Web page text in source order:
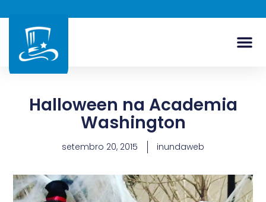
Halloween na Academia
Washington
setembro 20, 2015 inundaweb